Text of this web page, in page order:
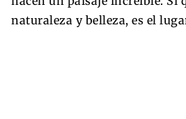
naturaleza y belleza, es el